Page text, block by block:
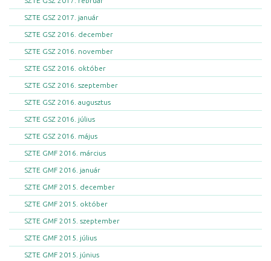
SZTE GSZ 2017. január
SZTE GSZ 2016. december
SZTE GSZ 2016. november
SZTE GSZ 2016. október
SZTE GSZ 2016. szeptember
SZTE GSZ 2016. augusztus
SZTE GSZ 2016. július
SZTE GSZ 2016. május
SZTE GMF 2016. március
SZTE GMF 2016. január
SZTE GMF 2015. december
SZTE GMF 2015. október
SZTE GMF 2015. szeptember
SZTE GMF 2015. július
SZTE GMF 2015. június